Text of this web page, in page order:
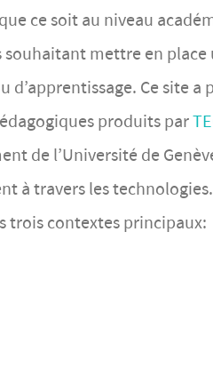
ce soit au niveau
mettre en place
Ce site a
produits par
de l’Université de
à travers les technologies.
trois contextes principaux: